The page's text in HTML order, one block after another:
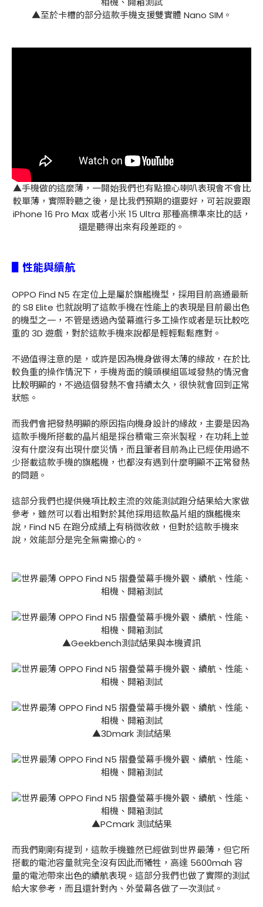
▲至於卡槽的部分這款手機支援雙實體 Nano SIM。
▲手機做的這麼薄，一開始我們也有點擔心喇叭表現會不會比
較單薄，實際聆聽之後，是比我們預期的還要好，可若說要跟
iPhone 16 Pro Max 或者小米 15 Ultra 那種高標準來比的話，
還是聽得出來有段差距的。
▋性能與續航
OPPO Find N5 在定位上是屬於旗艦機型，採用目前高通最新
的 S8 Elite 也就說明了這款手機在性能上的表現是目前最出色
的機型之一，不管是透過內螢幕進行多工操作或者是玩比較吃
重的 3D 遊戲，對於這款手機來說都是輕輕鬆鬆應對。
不過值得注意的是，或許是因為機身做得太薄的緣故，在於比
較負重的操作情況下，手機背面的鏡頭模組區域發熱的情況會
比較明顯的，不過這個發熱不會持續太久，很快就會回到正常
狀態。
而我們會把發熱明顯的原因指向機身設計的緣故，主要是因為
這款手機所搭載的晶片組是採台積電三奈米製程，在功耗上並
沒有什麼沒有出現什麼災情，而且筆者目前為止已經使用過不
少搭載這款手機的旗艦機，也都沒有遇到什麼明顯不正常發熱
的問題。
這部分我們也提供幾項比較主流的效能測試跑分結果給大家做
參考，雖然可以看出相對於其他採用這款晶片組的旗艦機來
說，Find N5 在跑分成績上有稍微收斂，但對於這款手機來
說，效能部分是完全無需擔心的。
▲Geekbench測試結果與本機資訊
▲3Dmark 測試結果
▲PCmark 測試結果
而我們剛剛有提到，這款手機雖然已經做到世界最薄，但它所
搭載的電池容量就完全沒有因此而犧牲，高達 5600mah 容
量的電池帶來出色的續航表現。這部分我們也做了實際的測試
給大家參考，而且還針對內、外螢幕各做了一次測試。